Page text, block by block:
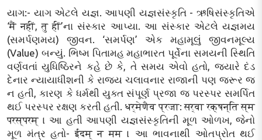
યાગ:- યાગ એટલે યજ્ઞ. આપણી યજ્ઞસંસ્કૃતિ - ઋષિસંસ્કૃતિએ
‘मैं नहीं, तु हीं’ના સંસ્કાર આપ્યા. આ સંસ્કાર એટલે યજ્ઞમય
(સમર્પણમય) જીવન. ‘સમર્પણ’ એક મહામૂલું જીવનમૂલ્ય
(Value) બન્યું. ભિષ્મ પિતામહ મહાભારત પૂર્વેના સમયની સ્થિતિ
વર્ણવતાં યુધિષ્ઠિરને કહે છે કે, તે સમય એવો હતો, જ્યારે દંડ
દેનાર ન્યાયાધીશની કે રાજ્ય ચલાવનાર રાજાની પણ જરૂર જ
ન હતી, કારણ કે ધર્મથી યુક્ત સંપૂર્ણ પ્રજા જ પરસ્પર સમર્પિત
થઈ પરસ્પર રક્ષણ કરતી હતી. धर्मेणैव प्रजा: सर्वा रक्षन्ति स्म
परस्परम् । આ હતી આપણી યજ્ઞસંસ્કૃતિની મૂળ ઓળખ, જેનો
મૂળ મંત્ર હતો- ईदम् न मम । આ ભાવનાથી ઓતપ્રોત થઈ